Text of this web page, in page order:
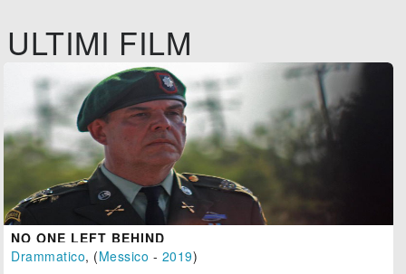
ULTIMI FILM
NO ONE LEFT BEHIND
Drammatico, (Messico - 2019)